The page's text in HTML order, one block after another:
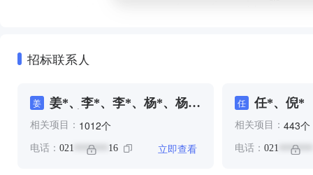
招标联系人
姜
姜*、李*、李*、杨*、杨
****、耶*、董*、董*、蒋
马**
相关项目： 1012个
电话： 021 ******* 16 立即查看
任 任*、倪*
相关项目： 443个
电话： 021 *******